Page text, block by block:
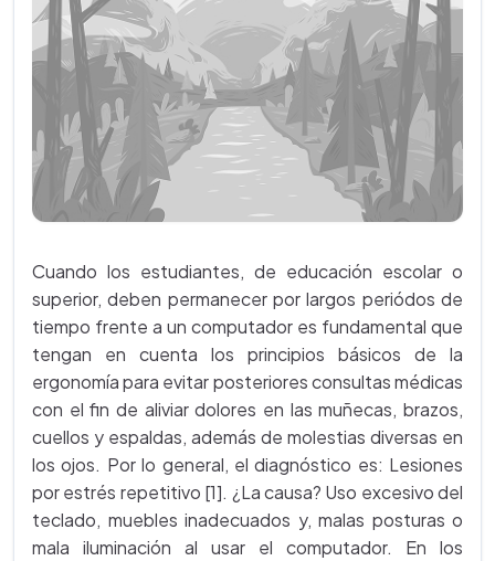
Cuando los estudiantes, de educación escolar o
superior, deben permanecer por largos periódos de
tiempo frente a un computador es fundamental que
tengan en cuenta los principios básicos de la
ergonomía para evitar posteriores consultas médicas
con el fin de aliviar dolores en las muñecas, brazos,
cuellos y espaldas, además de molestias diversas en
los ojos. Por lo general, el diagnóstico es: Lesiones
por estrés repetitivo [1]. ¿La causa? Uso excesivo del
teclado, muebles inadecuados y, malas posturas o
mala iluminación al usar el computador. En los